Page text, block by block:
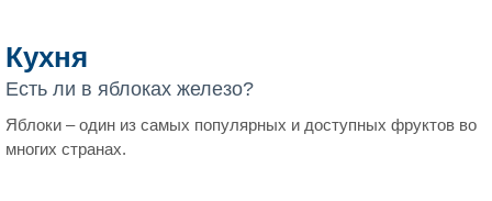
Кухня
Есть ли в яблоках железо?
Яблоки – один из самых популярных и доступных фруктов во
многих странах.